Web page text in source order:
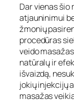
Dar vienas šio
atjauninimui
žmonių
procedūras
veido
natūralų ir
išvaizdą,
jokių injekcijų
masažas